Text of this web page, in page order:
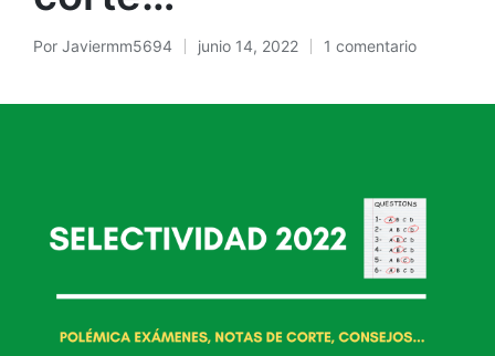
Por Javiermm5694 junio 14, 2022 1 comentario